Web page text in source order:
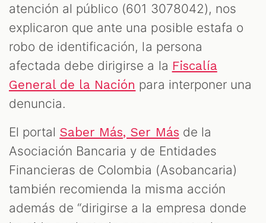
atención al público (601 3078042), nos
explicaron que ante una posible estafa o
robo de identificación, la persona
afectada debe dirigirse a la Fiscalía
General de la Nación para interponer una
denuncia.
El portal Saber Más, Ser Más de la
Asociación Bancaria y de Entidades
Financieras de Colombia (Asobancaria)
también recomienda la misma acción
además de “dirigirse a la empresa donde